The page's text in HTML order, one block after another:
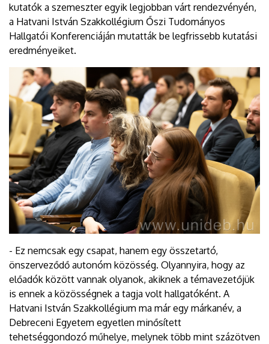
kutatók a szemeszter egyik legjobban várt rendezvényén,
a Hatvani István Szakkollégium Őszi Tudományos
Hallgatói Konferenciáján mutatták be legfrissebb kutatási
eredményeiket.
- Ez nemcsak egy csapat, hanem egy összetartó,
önszerveződő autonóm közösség. Olyannyira, hogy az
előadók között vannak olyanok, akiknek a témavezetőjük
is ennek a közösségnek a tagja volt hallgatóként. A
Hatvani István Szakkollégium ma már egy márkanév, a
Debreceni Egyetem egyetlen minősített
tehetséggondozó műhelye, melynek több mint százötven